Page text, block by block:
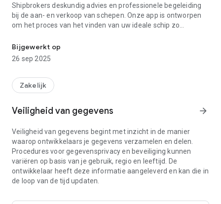
Shipbrokers deskundig advies en professionele begeleiding
bij de aan- en verkoop van schepen. Onze app is ontworpen
om het proces van het vinden van uw ideale schip zo
Met de PC Shipbrokers app kunt u gepersonaliseerde
zoekopdrachten instellen en direct notificaties ontvangen
criteria voldoen. Elke aanbieding bevat gedetailleerde
beschrijvingen, foto’s en specificaties van het schip, zodat u
schepen toevoegen aan uw favorieten en ze later
Neem direct contact op met verkopers via de app voor meer
informatie of om een bezichtiging te plannen. Download de
PC Shipbrokers app nu en ontdek uw volgende schip met
gemak en vertrouwen.
Bijgewerkt op
26 sep 2025
Zakelijk
Veiligheid van gegevens arrow_forward
Veiligheid van gegevens begint met inzicht in de manier
waarop ontwikkelaars je gegevens verzamelen en delen.
Procedures voor gegevensprivacy en beveiliging kunnen
variëren op basis van je gebruik, regio en leeftijd. De
ontwikkelaar heeft deze informatie aangeleverd en kan die in
de loop van de tijd updaten.